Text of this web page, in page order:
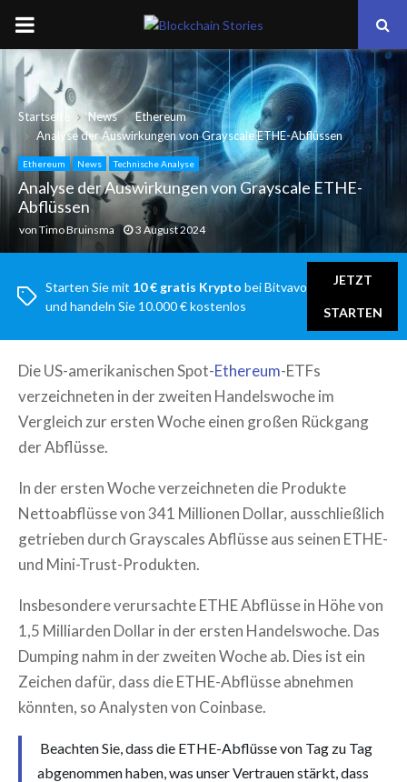
PRIMARY
MENU
Startseite News
Ethereum
Analyse der Auswirkungen von Grayscale ETHE-Abflüssen
Ethereum News Technische Analyse
Analyse der Auswirkungen von Grayscale ETHE-
Abflüssen
von Timo Bruinsma 3 August 2024
Starten Sie mit 10 € gratis Krypto bei Bitvavo
und handeln Sie 10.000 € kostenlos
JETZT
STARTEN
Die US-amerikanischen Spot-Ethereum-ETFs
verzeichneten in der zweiten Handelswoche im
Vergleich zur ersten Woche einen großen Rückgang
der Abflüsse.
In der ersten Woche verzeichneten die Produkte
Nettoabflüsse von 341 Millionen Dollar, ausschließlich
getrieben durch Grayscales Abflüsse aus seinen ETHE-
und Mini-Trust-Produkten.
Insbesondere verursachte ETHE Abflüsse in Höhe von
1,5 Milliarden Dollar in der ersten Handelswoche. Das
Dumping nahm in der zweiten Woche ab. Dies ist ein
Zeichen dafür, dass die ETHE-Abflüsse abnehmen
könnten, so Analysten von Coinbase.
Beachten Sie, dass die ETHE-Abflüsse von Tag zu Tag
abgenommen haben, was unser Vertrauen stärkt, dass